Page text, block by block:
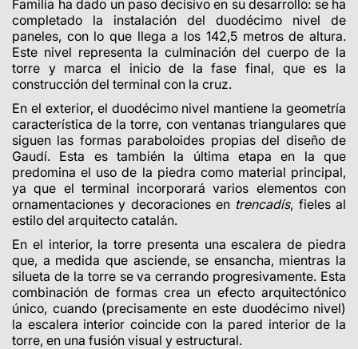
Familia ha dado un paso decisivo en su desarrollo: se ha
completado la instalación del duodécimo nivel de
paneles, con lo que llega a los 142,5 metros de altura.
Este nivel representa la culminación del cuerpo de la
torre y marca el inicio de la fase final, que es la
construcción del terminal con la cruz.
En el exterior, el duodécimo nivel mantiene la geometría
característica de la torre, con ventanas triangulares que
siguen las formas paraboloides propias del diseño de
Gaudí. Esta es también la última etapa en la que
predomina el uso de la piedra como material principal,
ya que el terminal incorporará varios elementos con
ornamentaciones y decoraciones en trencadís, fieles al
estilo del arquitecto catalán.
En el interior, la torre presenta una escalera de piedra
que, a medida que asciende, se ensancha, mientras la
silueta de la torre se va cerrando progresivamente. Esta
combinación de formas crea un efecto arquitectónico
único, cuando (precisamente en este duodécimo nivel)
la escalera interior coincide con la pared interior de la
torre, en una fusión visual y estructural.